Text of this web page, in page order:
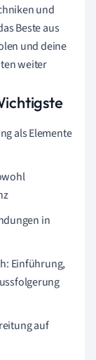
und
Beste aus
und deine
weiter
als Elemente
in
Einführung,
auf